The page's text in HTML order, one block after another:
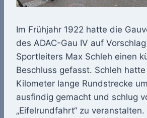
Im Frühjahr 1922 hatte die
des ADAC-Gau IV auf
Sportleiters Max Schleh einen
Beschluss gefasst. Schleh
Kilometer lange Rundstrecke
ausfindig gemacht und schlug
„Eifelrundfahrt“ zu veranstalten.